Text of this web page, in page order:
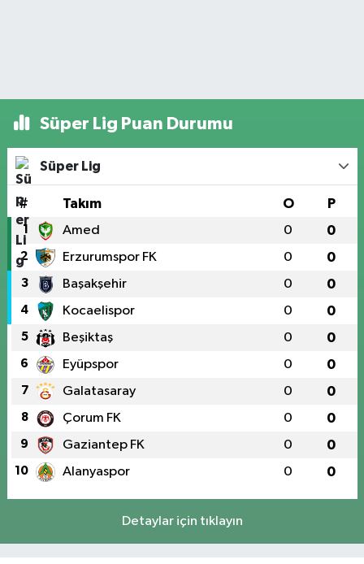
Süper Lig Puan Durumu
Süper Lig
# Takım O P
1 Amed 0 0
2 Erzurumspor FK 0 0
3 Başakşehir 0 0
4 Kocaelispor 0 0
5 Beşiktaş 0 0
6 Eyüpspor 0 0
7 Galatasaray 0 0
8 Çorum FK 0 0
9 Gaziantep FK 0 0
10 Alanyaspor 0 0
Detaylar için tıklayın